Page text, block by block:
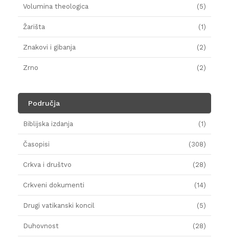
Volumina theologica (5)
Žarišta (1)
Znakovi i gibanja (2)
Zrno (2)
Područja
Biblijska izdanja (1)
Časopisi (308)
Crkva i društvo (28)
Crkveni dokumenti (14)
Drugi vatikanski koncil (5)
Duhovnost (28)